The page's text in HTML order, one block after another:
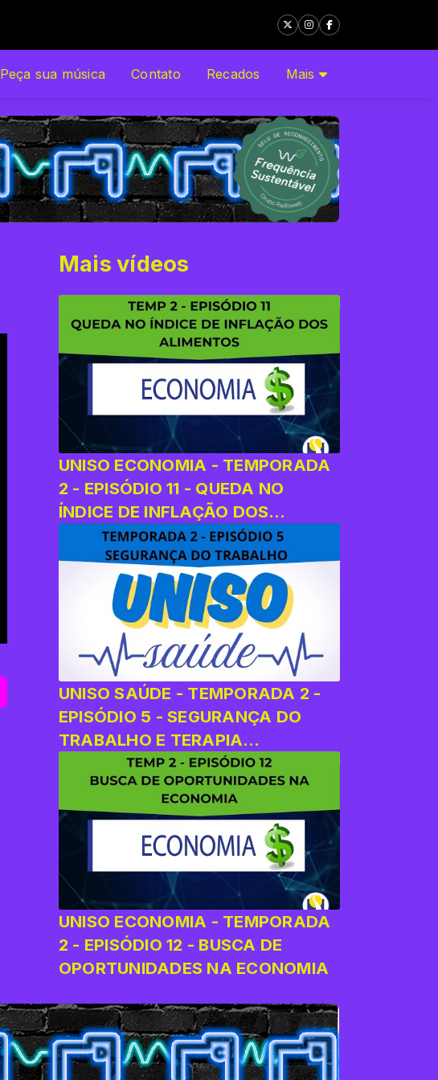
Peça sua música Contato Recados Mais
Mais vídeos
UNISO ECONOMIA - TEMPORADA
2 - EPISÓDIO 11 - QUEDA NO
ÍNDICE DE INFLAÇÃO DOS
ALIMENTOS
UNISO SAÚDE - TEMPORADA 2 -
EPISÓDIO 5 - SEGURANÇA DO
TRABALHO E TERAPIA
OCUPACIONAL
UNISO ECONOMIA - TEMPORADA
2 - EPISÓDIO 12 - BUSCA DE
OPORTUNIDADES NA ECONOMIA